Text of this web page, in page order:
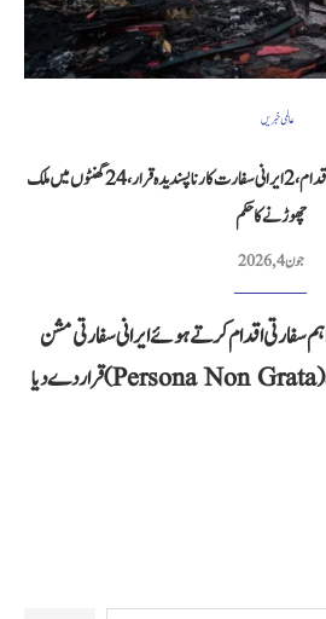
عالمی خبریں
کویت کا ایران کے خلاف سخت سفارتی اقدام، 2 ایرانی سفارت کار ناپسندیدہ قرار، 24 گھنٹوں میں ملک
چھوڑنے کا حکم
جون 4, 2026
اقدام کرتے ہوئے ایرانی سفارتی مشن
کے دو ارکان کو ناپسندیدہ شخصیت (Persona Non Grata) قرار دے دیا